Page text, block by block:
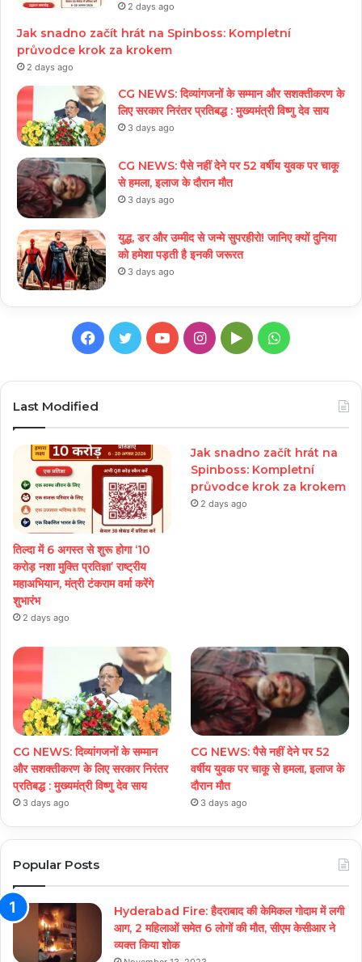
2 days ago
Jak snadno začít hrát na Spinboss: Kompletní
průvodce krok za krokem
2 days ago
CG NEWS: दिव्यांगजनों के सम्मान और सशक्तीकरण के
लिए सरकार निरंतर प्रतिबद्ध : मुख्यमंत्री विष्णु देव साय
3 days ago
CG NEWS: पैसे नहीं देने पर 52 वर्षीय युवक पर चाकू
से हमला, इलाज के दौरान मौत
3 days ago
युद्ध, डर और उम्मीद से जन्मे सुपरहीरो! जानिए क्यों दुनिया
को हमेशा पड़ती है इनकी जरूरत
3 days ago
Facebook
TwitterYouTubeInstagram
GoogleWhatsApp
Last Modified
तिल्दा में 6 अगस्त से शुरू होगा ‘10
करोड़ नशा मुक्ति प्रतिज्ञा’ राष्ट्रीय
महाअभियान, मंत्री टंकराम वर्मा करेंगे
शुभारंभ
2 days ago
Jak snadno začít hrát na
Spinboss: Kompletní
průvodce krok za krokem
2 days ago
CG NEWS: दिव्यांगजनों के सम्मान
और सशक्तीकरण के लिए सरकार निरंतर
प्रतिबद्ध : मुख्यमंत्री विष्णु देव साय
3 days ago
CG NEWS: पैसे नहीं देने पर 52
वर्षीय युवक पर चाकू से हमला, इलाज के
दौरान मौत
3 days ago
Popular Posts
Hyderabad Fire: हैदराबाद की केमिकल गोदाम में लगी
आग, 2 महिलाओं समेत 6 लोगों की मौत, सीएम केसीआर ने
व्यक्त किया शोक